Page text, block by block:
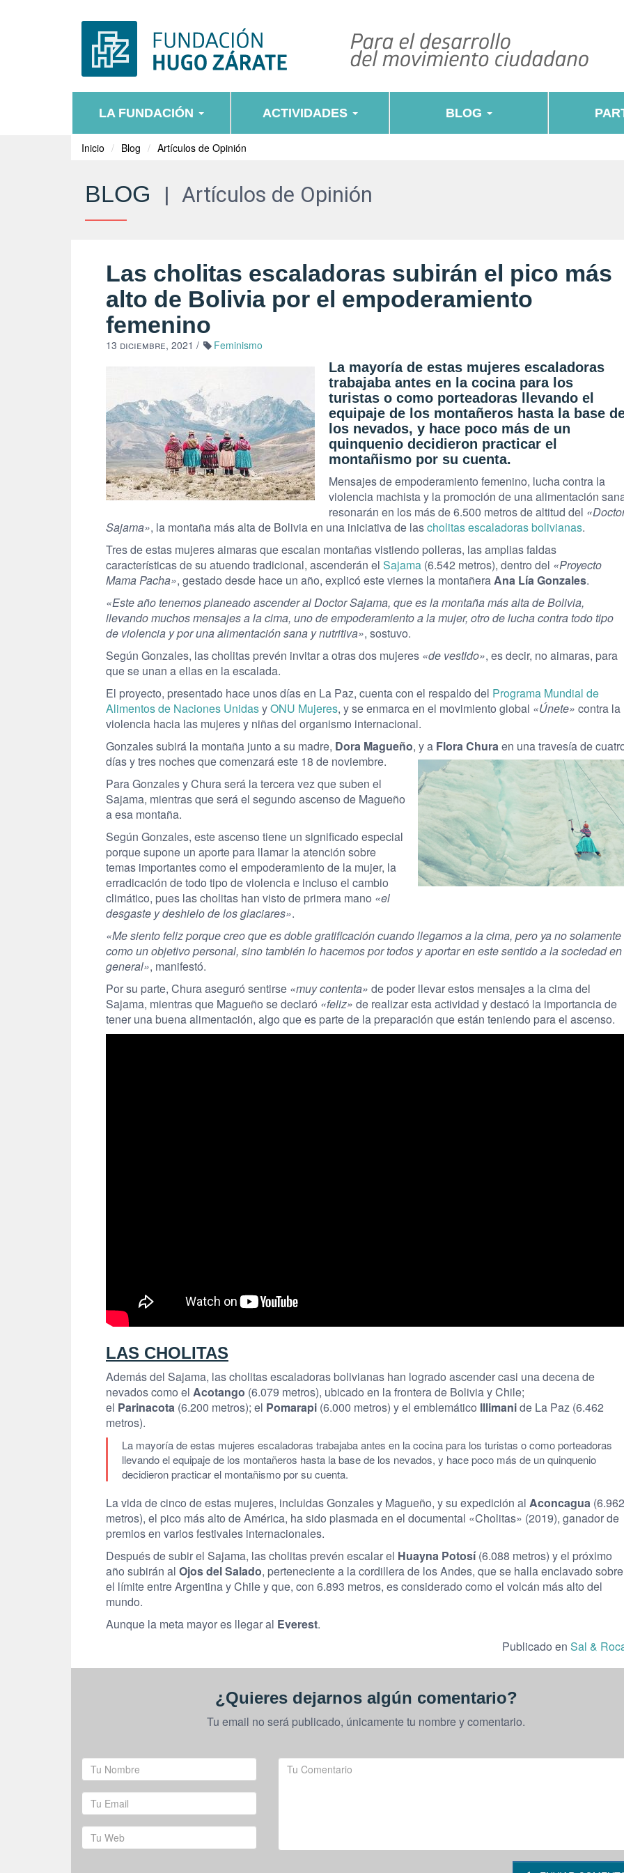
LA FUNDACIÓN ACTIVIDADES BLOG
Inicio Blog Artículos de Opinión
BLOG | Artículos de Opinión
Las cholitas escaladoras subirán el pico más
alto de Bolivia por el empoderamiento
femenino
13 diciembre, 2021 / Feminismo
La mayoría de estas mujeres escaladoras
trabajaba antes en la cocina para los
turistas o como porteadoras llevando el
equipaje de los montañeros hasta la base
los nevados, y hace poco más de un
quinquenio decidieron practicar el
montañismo por su cuenta.
Mensajes de empoderamiento femenino, lucha contra la
violencia machista y la promoción de una alimentación
resonarán en los más de 6.500 metros de altitud del
Sajama», la montaña más alta de Bolivia en una iniciativa de lascholitas escaladoras bolivianas.
Tres de estas mujeres aimaras que escalan montañas vistiendo polleras, las amplias faldas
características de su atuendo tradicional, ascenderán el Sajama (6.542 metros), dentro del «Proyecto
Mama Pacha», gestado desde hace un año, explicó este viernes la montañeraAna Lía Gonzales.
«Este año tenemos planeado ascender al Doctor Sajama, que es la montaña más alta de Bolivia,
llevando muchos mensajes a la cima, uno de empoderamiento a la mujer, otro de lucha contra todo tipo
de violencia y por una alimentación sana y nutritiva», sostuvo.
Según Gonzales, las cholitas prevén invitar a otras dos mujeres «de vestido», es decir, no aimaras, para
que se unan a ellas en la escalada.
El proyecto, presentado hace unos días en La Paz, cuenta con el respaldo del Programa Mundial de
Alimentos de Naciones UnidasyONU Mujeres, y se enmarca en el movimiento global «Únete» contra la
violencia hacia las mujeres y niñas del organismo internacional.
Gonzales subirá la montaña junto a su madre, Dora Magueño, y a Flora Churaen una travesía de
días y tres noches que comenzará este 18 de noviembre.
Para Gonzales y Chura será la tercera vez que suben el
Sajama, mientras que será el segundo ascenso de Magueño
a esa montaña.
Según Gonzales, este ascenso tiene un significado especial
porque supone un aporte para llamar la atención sobre
temas importantes como el empoderamiento de la mujer, la
erradicación de todo tipo de violencia e incluso el cambio
climático, pues las cholitas han visto de primera mano «el
desgaste y deshielo de los glaciares».
«Me siento feliz porque creo que es doble gratificación cuando llegamos a la cima, pero ya no solamente
como un objetivo personal, sino también lo hacemos por todos y aportar en este sentido a la sociedad en
general», manifestó.
Por su parte, Chura aseguró sentirse «muy contenta» de poder llevar estos mensajes a la cima del
Sajama, mientras que Magueño se declaró «feliz» de realizar esta actividad y destacó la importancia de
tener una buena alimentación, algo que es parte de la preparación que están teniendo para el ascenso.
LAS CHOLITAS
Además del Sajama, las cholitas escaladoras bolivianas han logrado ascender casi una decena de
nevados como el Acotango (6.079 metros), ubicado en la frontera de Bolivia y Chile;
el Parinacota (6.200 metros); el Pomarapi (6.000 metros) y el emblemático Illimanide La Paz (6.462
metros).
La mayoría de estas mujeres escaladoras trabajaba antes en la cocina para los turistas o como porteadoras
llevando el equipaje de los montañeros hasta la base de los nevados, y hace poco más de un quinquenio
decidieron practicar el montañismo por su cuenta.
La vida de cinco de estas mujeres, incluidas Gonzales y Magueño, y su expedición al Aconcagua (6.962
metros), el pico más alto de América, ha sido plasmada en el documental «Cholitas» (2019), ganador de
premios en varios festivales internacionales.
Después de subir el Sajama, las cholitas prevén escalar el Huayna Potosí(6.088 metros) y el próximo
año subirán al Ojos del Salado, perteneciente a la cordillera de los Andes, que se halla enclavado sobre
el límite entre Argentina y Chile y que, con 6.893 metros, es considerado como el volcán más alto del
mundo.
Aunque la meta mayor es llegar al Everest.
Publicado en Sal &
¿Quieres dejarnos algún comentario?
Tu email no será publicado, únicamente tu nombre y comentario.